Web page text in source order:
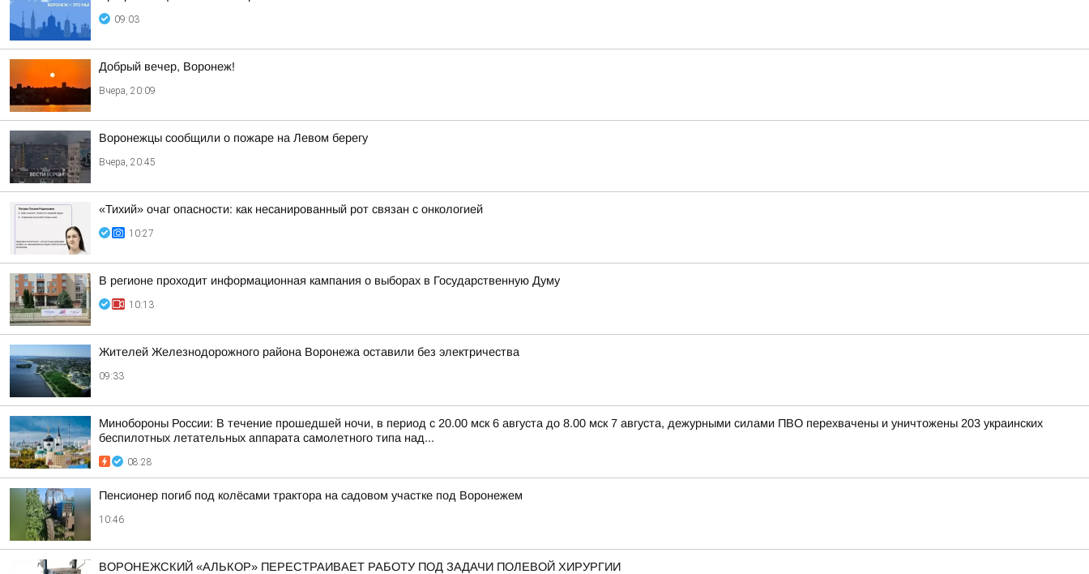
09:03
Добрый вечер, Воронеж!
Вчера, 20:09
Воронежцы сообщили о пожаре на Левом берегу
Вчера, 20:45
«Тихий» очаг опасности: как несанированный рот связан с онкологией
10:27
В регионе проходит информационная кампания о выборах в Государственную Думу
10:13
Жителей Железнодорожного района Воронежа оставили без электричества
09:33
Минобороны России: В течение прошедшей ночи, в период с 20.00 мск 6 августа до 8.00 мск 7 августа, дежурными силами ПВО перехвачены и уничтожены 203 украинских
беспилотных летательных аппарата самолетного типа над...
08:28
Пенсионер погиб под колёсами трактора на садовом участке под Воронежем
10:46
ВОРОНЕЖСКИЙ «АЛЬКОР» ПЕРЕСТРАИВАЕТ РАБОТУ ПОД ЗАДАЧИ ПОЛЕВОЙ ХИРУРГИИ